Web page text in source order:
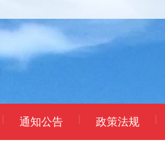
| 通知公告 | 政策法规 |